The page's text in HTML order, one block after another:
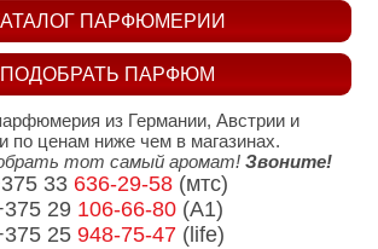
ПОДОБРАТЬ ПАРФЮМ
ПАРФЮМЕРИИ
из Германии, Австрии и
по ценам ниже чем в магазинах.
тот самый аромат! Звоните!
33 636-29-58(мтс)
29 106-66-80 (A1)
25 948-75-47(life)